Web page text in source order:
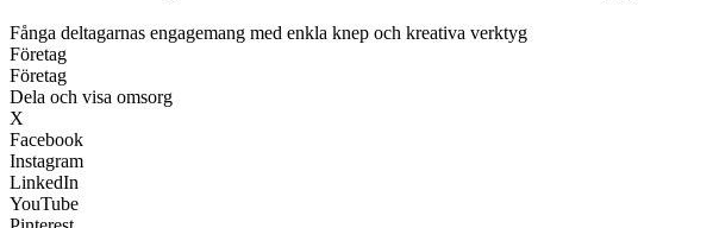
Fånga deltagarnas engagemang med enkla knep och kreativa verktyg
Företag
Företag
Dela och visa omsorg
X
Facebook
Instagram
LinkedIn
YouTube